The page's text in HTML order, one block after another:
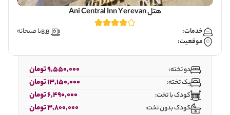
هتل Ani Central Inn Yerevan
خدمات:
با صبحانه
موقعیت:
دو تخته: 9,550,000 تومان
یک تخته: 13,150,000 تومان
کودک با تخت: 6,490,000 تومان
کودک بدون تخت: 3,800,000 تومان